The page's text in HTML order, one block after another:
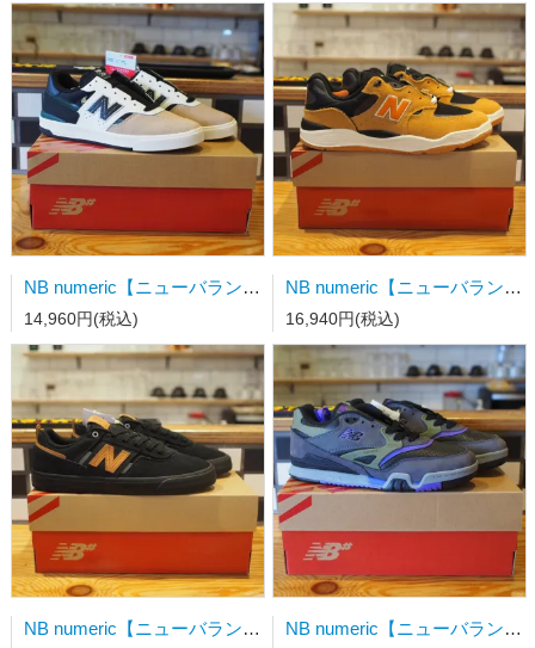
NB numeric【ニューバランス】スケートシューズ UN306CBB 23.0cm
14,960円(税込)
NB numeric【ニューバランス】スケートシューズ NM1010LV
16,940円(税込)
NB numeric【ニューバランス】スケートシューズ NM306BON 27.0cm NB numeric【ニューバランス】スケートシューズ NM770YZZ GRAY